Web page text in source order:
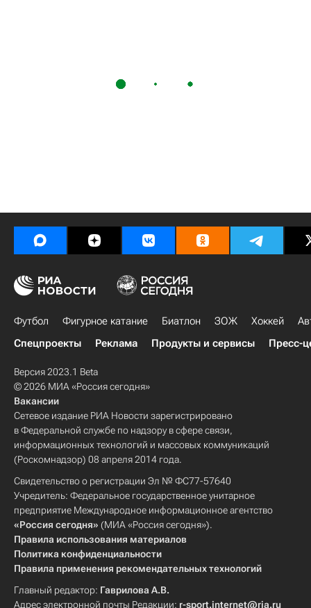
Футбол Фигурное катание Биатлон ЗОЖ Хоккей
Спецпроекты
Реклама Продукты и сервисы Пресс-
Версия 2023.1 Beta
© 2026 МИА «Россия сегодня»
Вакансии
Сетевое издание РИА Новости зарегистрировано
в Федеральной службе по надзору в сфере связи,
информационных технологий и массовых коммуникаций
(Роскомнадзор) 08 апреля 2014 года.
Свидетельство о регистрации Эл № ФС77-57640
Учредитель: Федеральное государственное унитарное
предприятие Международное информационное агентство
«Россия сегодня» (МИА «Россия сегодня»).
Правила использования материалов
Политика конфиденциальности
Правила применения рекомендательных технологий
Главный редактор: Гаврилова А.В.
Адрес электронной почты Редакции: r-sport.internet@ria.ru